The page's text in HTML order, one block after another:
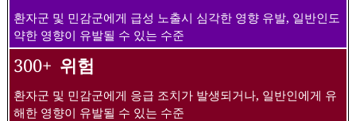
환자군 및 민감군에게 급성 노출시 심각한 영향 유발, 일반인도
약한 영향이 유발될 수 있는 수준
300+ 위험
환자군 및 민감군에게 응급 조치가 발생되거나, 일반인에게 유
해한 영향이 유발될 수 있는 수준